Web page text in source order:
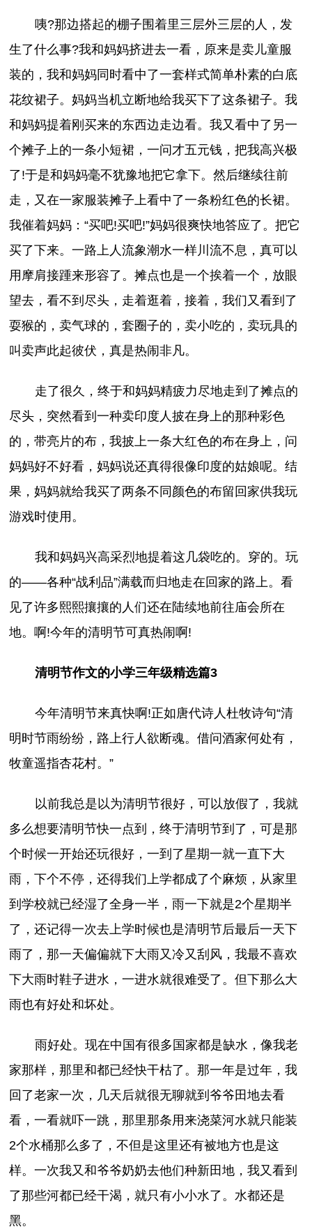
咦?那边搭起的棚子围着里三层外三层的人，发
生了什么事?我和妈妈挤进去一看，原来是卖儿童服
装的，我和妈妈同时看中了一套样式简单朴素的白底
花纹裙子。妈妈当机立断地给我买下了这条裙子。我
和妈妈提着刚买来的东西边走边看。我又看中了另一
个摊子上的一条小短裙，一问才五元钱，把我高兴极
了!于是和妈妈毫不犹豫地把它拿下。然后继续往前
走，又在一家服装摊子上看中了一条粉红色的长裙。
我催着妈妈：“买吧!买吧!”妈妈很爽快地答应了。把它
买了下来。一路上人流象潮水一样川流不息，真可以
用摩肩接踵来形容了。摊点也是一个挨着一个，放眼
望去，看不到尽头，走着逛着，接着，我们又看到了
耍猴的，卖气球的，套圈子的，卖小吃的，卖玩具的
叫卖声此起彼伏，真是热闹非凡。
走了很久，终于和妈妈精疲力尽地走到了摊点的
尽头，突然看到一种卖印度人披在身上的那种彩色
的，带亮片的布，我披上一条大红色的布在身上，问
妈妈好不好看，妈妈说还真得很像印度的姑娘呢。结
果，妈妈就给我买了两条不同颜色的布留回家供我玩
游戏时使用。
我和妈妈兴高采烈地提着这几袋吃的。穿的。玩
的——各种“战利品”满载而归地走在回家的路上。看
见了许多熙熙攘攘的人们还在陆续地前往庙会所在
地。啊!今年的清明节可真热闹啊!
清明节作文的小学三年级精选篇3
今年清明节来真快啊!正如唐代诗人杜牧诗句“清
明时节雨纷纷，路上行人欲断魂。借问酒家何处有，
牧童遥指杏花村。”
以前我总是以为清明节很好，可以放假了，我就
多么想要清明节快一点到，终于清明节到了，可是那
个时候一开始还玩很好，一到了星期一就一直下大
雨，下个不停，还得我们上学都成了个麻烦，从家里
到学校就已经湿了全身一半，雨一下就是2个星期半
了，还记得一次去上学时候也是清明节后最后一天下
雨了，那一天偏偏就下大雨又冷又刮风，我最不喜欢
下大雨时鞋子进水，一进水就很难受了。但下那么大
雨也有好处和坏处。
雨好处。现在中国有很多国家都是缺水，像我老
家那样，那里和都已经快干枯了。那一年是过年，我
回了老家一次，几天后就很无聊就到爷爷田地去看
看，一看就吓一跳，那里那条用来浇菜河水就只能装
2个水桶那么多了，不但是这里还有被地方也是这
样。一次我又和爷爷奶奶去他们种新田地，我又看到
了那些河都已经干渴，就只有小小水了。水都还是
黑。